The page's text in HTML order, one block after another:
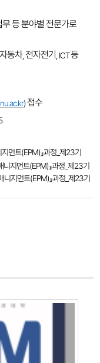
무 등 분야별 전문가로
자동차, 전자전기 , ICT등
)접수
지먼트(EPM)』과정_제23기
니지먼트(EPM)』과정_제23기
니지먼트(EPM)』과정_제23기